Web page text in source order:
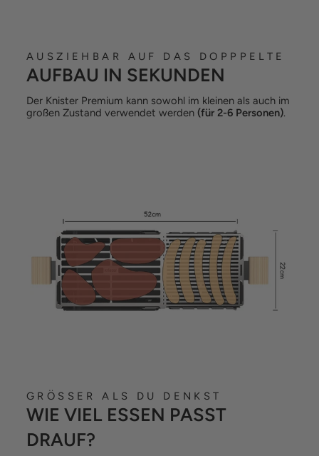
AUSZIEHBAR AUF DAS DOPPPELTE
AUFBAU IN SEKUNDEN
Der Knister Premium kann sowohl im kleinen als auch im
großen Zustand verwendet werden (für 2-6 Personen).
GRÖSSER ALS DU DENKST
WIE VIEL ESSEN PASST
DRAUF?